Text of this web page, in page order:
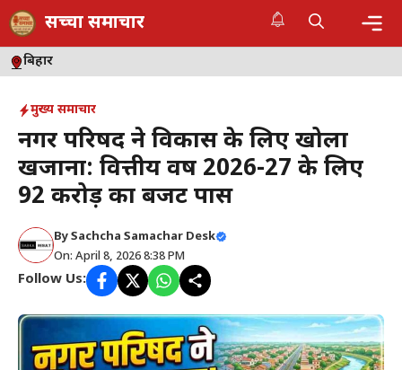
Skip
to
content
सच्चा समाचार
बिहार
मुख्य समाचार
नगर परिषद ने विकास के लिए खोला
खजाना: वित्तीय वर्ष 2026-27 के लिए
92 करोड़ का बजट पास
BySachcha Samachar Desk
On: April 8, 2026 8:38 PM
Follow Us: